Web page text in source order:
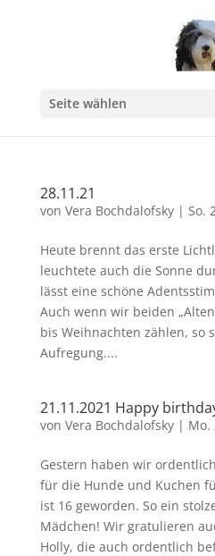
Seite wählen
28.11.21
von Vera Bochdalofsky| So.
Heute brennt das erste
leuchtete auch die Sonne
lässt eine schöne
Auch wenn wir beiden
bis Weihnachten zählen, so
Aufregung....
21.11.2021 Happy
von Vera Bochdalofsky| Mo.
Gestern haben wir
für die Hunde und Kuchen
ist 16 geworden. So ein
Mädchen! Wir gratulieren
Holly, die auch ordentlich